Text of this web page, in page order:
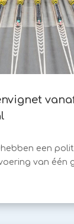
vanaf
een
van één